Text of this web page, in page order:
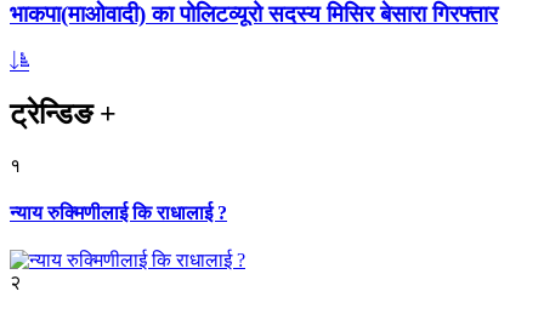
भाकपा(माओवादी) का पोलिटव्यूरो सदस्य मिसिर बेसारा गिरफ्तार
ट्रेन्डिङ+
१
न्याय रुक्मिणीलाई कि राधालाई ?
२